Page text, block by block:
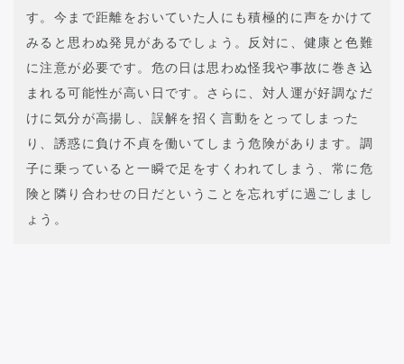
す。今まで距離をおいていた人にも積極的に声をかけて
みると思わぬ発見があるでしょう。反対に、健康と色難
に注意が必要です。危の日は思わぬ怪我や事故に巻き込
まれる可能性が高い日です。さらに、対人運が好調なだ
けに気分が高揚し、誤解を招く言動をとってしまった
り、誘惑に負け不貞を働いてしまう危険があります。調
子に乗っていると一瞬で足をすくわれてしまう、常に危
険と隣り合わせの日だということを忘れずに過ごしまし
ょう。